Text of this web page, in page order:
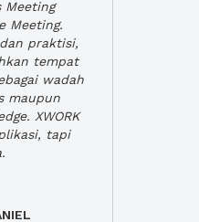
Meeting
Meeting.
praktisi,
tempat
wadah
maupun
XWORK
tapi